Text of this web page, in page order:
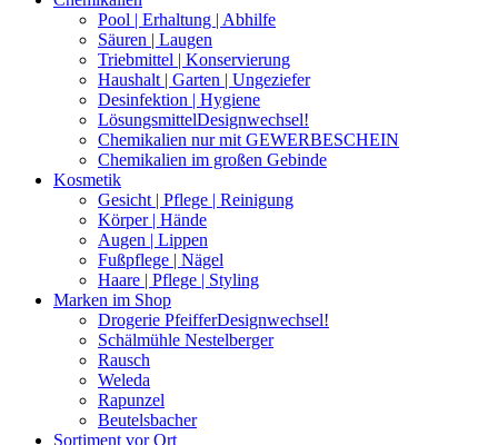
Pool | Erhaltung | Abhilfe
Säuren | Laugen
Triebmittel | Konservierung
Haushalt | Garten | Ungeziefer
Desinfektion | Hygiene
LösungsmittelDesignwechsel!
Chemikalien nur mit GEWERBESCHEIN
Chemikalien im großen Gebinde
Kosmetik
Gesicht | Pflege | Reinigung
Körper | Hände
Augen | Lippen
Fußpflege | Nägel
Haare | Pflege | Styling
Marken im Shop
Drogerie PfeifferDesignwechsel!
Schälmühle Nestelberger
Rausch
Weleda
Rapunzel
Beutelsbacher
Sortiment vor Ort